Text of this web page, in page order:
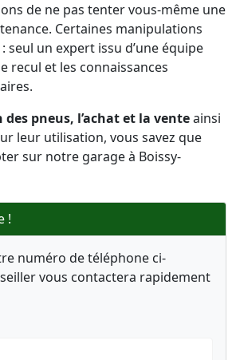
de ne pas tenter vous-même une
Certaines manipulations
seul un expert issu d’une équipe
recul et les connaissances
pneus, l’achat et la venteainsi
leur utilisation, vous savez que
sur notre garage à Boissy-
!
numéro de téléphone ci-
vous contactera rapidement